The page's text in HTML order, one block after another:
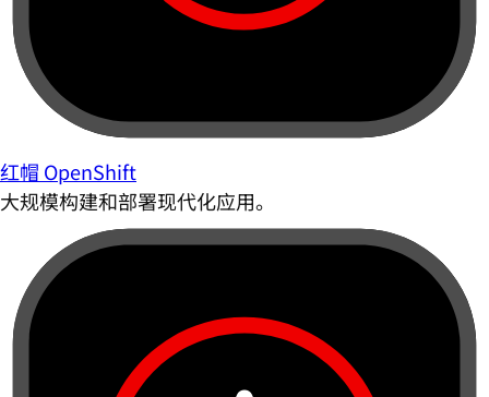
红帽 OpenShift
大规模构建和部署现代化应用。